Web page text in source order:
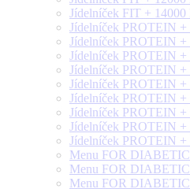
Jídelníček FIT + 14000
Jídelníček PROTEIN +
Jídelníček PROTEIN +
Jídelníček PROTEIN +
Jídelníček PROTEIN +
Jídelníček PROTEIN +
Jídelníček PROTEIN +
Jídelníček PROTEIN +
Jídelníček PROTEIN +
Jídelníček PROTEIN +
Menu FOR
Menu FOR
Menu FOR